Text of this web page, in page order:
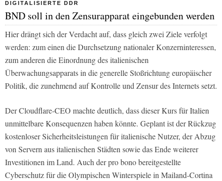
DIGITALISIERTE DDR
BND soll in den Zensurapparat eingebunden werden
Hier drängt sich der Verdacht auf, dass gleich zwei Ziele verfolgt
werden: zum einen die Durchsetzung nationaler Konzerninteressen,
zum anderen die Einordnung des italienischen
Überwachungsapparats in die generelle Stoßrichtung europäischer
Politik, die zunehmend auf Kontrolle und Zensur des Internets setzt.
Der Cloudflare-CEO machte deutlich, dass dieser Kurs für Italien
unmittelbare Konsequenzen haben könnte. Geplant ist der Rückzug
kostenloser Sicherheitsleistungen für italienische Nutzer, der Abzug
von Servern aus italienischen Städten sowie das Ende weiterer
Investitionen im Land. Auch der pro bono bereitgestellte
Cyberschutz für die Olympischen Winterspiele in Mailand-Cortina